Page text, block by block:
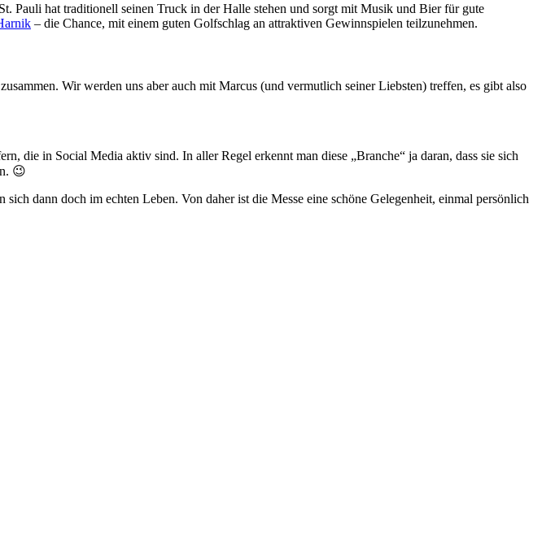
Pauli hat traditionell seinen Truck in der Halle stehen und sorgt mit Musik und Bier für gute
– die Chance, mit einem guten Golfschlag an attraktiven Gewinnspielen teilzunehmen.
Wir werden uns aber auch mit Marcus (und vermutlich seiner Liebsten) treffen, es gibt also
die in Social Media aktiv sind. In aller Regel erkennt man diese „Branche“ ja daran, dass sie sich
😉
dann doch im echten Leben. Von daher ist die Messe eine schöne Gelegenheit, einmal persönlich